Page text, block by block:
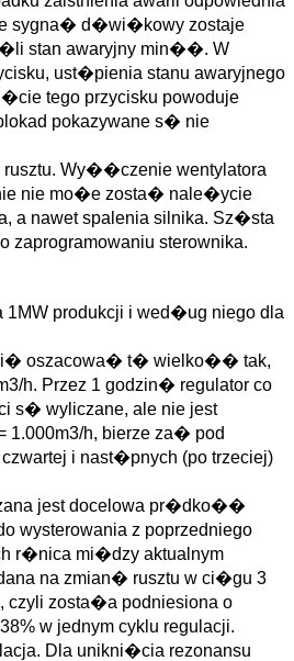
sygna� d�wi�kowy zostaje
stan awaryjny min��. W
ust�pienia stanu awaryjnego
tego przycisku powoduje
pokazywane s� nie
Wy��czenie wentylatora
nie mo�e zosta� nale�ycie
a nawet spalenia silnika. Sz�sta
sterownika.
1MW produkcji i wed�ug niego dla
si� oszacowa� t� wielko�� tak,
h. Przez 1 godzin� regulator co
s� wyliczane, ale nie jest
1.000m3/h, bierze za� pod
i nast�pnych (po trzeciej)
jest docelowa pr�dko��
wysterowania z poprzedniego
r�nica mi�dzy aktualnym
na zmian� rusztu w ci�gu 3
zosta�a podniesiona o
w jednym cyklu regulacji.
Dla unikni�cia rezonansu